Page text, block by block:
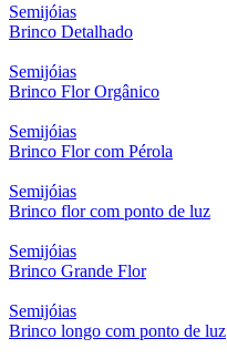
Semijóias
Brinco Detalhado
Semijóias
Brinco Flor Orgânico
Semijóias
Brinco Flor com Pérola
Semijóias
Brinco flor com ponto de luz
Semijóias
Brinco Grande Flor
Semijóias
Brinco longo com ponto de luz